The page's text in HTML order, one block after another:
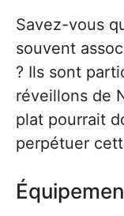
Savez-vous
souvent
? Ils sont
réveillons de
plat pourrait
perpétuer